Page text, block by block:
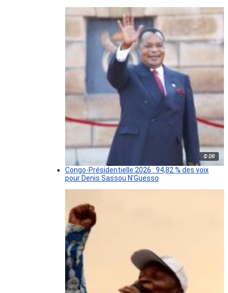
© DR
Congo-Présidentielle 2026 : 94,82 % des voix
pour Denis Sassou N’Guesso